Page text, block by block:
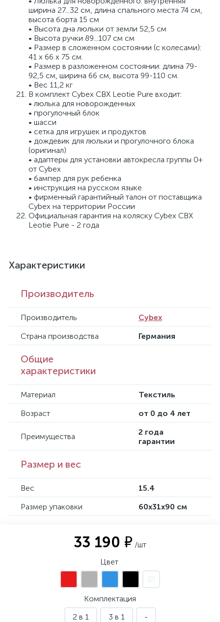
ширина 27...32 см, длина спального места 74 см,
высота борта 15 см
• Высота дна люльки от земли 52,5 см
• Высота ручки 89...107 см см
• Размер в сложенном состоянии (с колесами):
41 х 66 х 75 см.
• Размер в разложенном состоянии: длина 79-
92,5 см, ширина 66 см, высота 99-110 см.
• Вес 11,2 кг
В комплект Cybex CBX Leotie Pure входит:
• люлька для новорожденных
• прогулочный блок
• шасси
• сетка для игрушек и продуктов
• дождевик для люльки и прогулочного блока
(оригинал)
• адаптеры для установки автокресла группы 0+
от Cybex
• бампер для рук ребенка
• инструкция на русском языке
• фирменный гарантийный талон от поставщика
Cybex на территории России
Официальная гарантия на коляску Cybex CBX
Leotie Pure - 2 года
Характеристики
Производитель
Производитель
Cybex
Страна производства
Германия
Общие
характеристики
Материал
Текстиль
Возраст
от 0 до 4 лет
Преимущества
2 года
гарантии
Размер и вес
Вес
15.4
Размер упаковки
60х31х90 см
33 190 ₽ /шт
Цвет
Комплектация
2 в 1
3 в 1 -